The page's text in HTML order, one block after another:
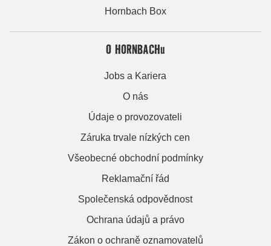
Hornbach Box
O HORNBACHu
Jobs a Kariera
O nás
Údaje o provozovateli
Záruka trvale nízkých cen
Všeobecné obchodní podmínky
Reklamační řád
Společenská odpovědnost
Ochrana údajů a právo
Zákon o ochraně oznamovatelů